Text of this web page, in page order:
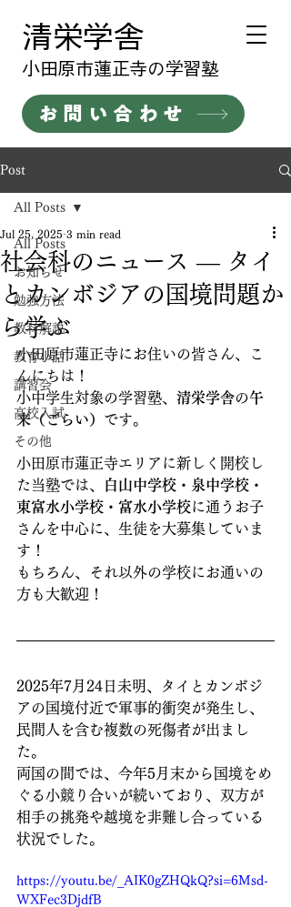
清栄学舎
​小田原市蓮正寺の学習塾
お問い合わせ
Post
All Posts
お知らせ
勉強方法
教科解説
教育小話
講習会
高校入試
その他
All Posts
社会科のニュース ― タイ
とカンボジアの国境問題か
ら学ぶ
Jul 25, 2025 3 min read
小田原市蓮正寺にお住いの皆さん、こ
んにちは！
小中学生対象の学習塾、 清栄学舎の午
来（ごらい） です。
小田原市蓮正寺エリアに新しく開校し
た当塾では、
白山中学校・泉中学校・
東富水小学校・富水小学校に通うお子
さんを中心に、生徒を大募集していま
す！
もちろん、それ以外の学校にお通いの
方も大歓迎！
2025年7月24日未明、タイとカンボジ
アの国境付近で軍事的衝突が発生し、
民間人を含む複数の死傷者が出まし
た。
両国の間では、今年5月末から国境をめ
ぐる小競り合いが続いており、双方が
相手の挑発や越境を非難し合っている
状況でした。
https://youtu.be/_AIK0gZHQkQ?si=6Msd-
WXFec3DjdfB